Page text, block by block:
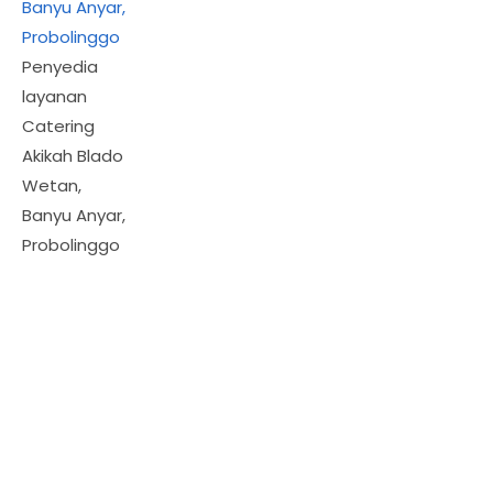
Penyedia
layanan
Catering
Akikah Blado
Wetan,
Banyu Anyar,
Probolinggo